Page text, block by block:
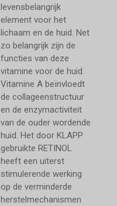
levensbelangrijk
element voor het
lichaam en de huid. Net
zo belangrijk zijn de
functies van deze
vitamine voor de huid.
Vitamine A beïnvloedt
de collageenstructuur
en de enzymactiviteit
van de ouder wordende
huid. Het door KLAPP
gebruikte RETINOL
heeft een uiterst
stimulerende werking
op de verminderde
herstelmechanismen